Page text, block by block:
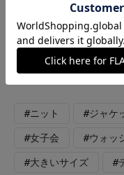
ゴムですが、比較的小
です。 ［ジレ］トレン
リジナルで、後ろウエ
ンジーを使用していま
と思います。
#ニット #ジャケ
#女子会 #ウォッ
#大きいサイズ #